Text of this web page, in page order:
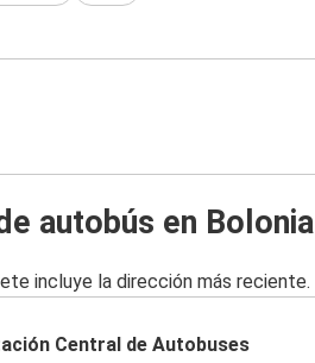
autobús en Bolonia
incluye la dirección más reciente.
Central de Autobuses